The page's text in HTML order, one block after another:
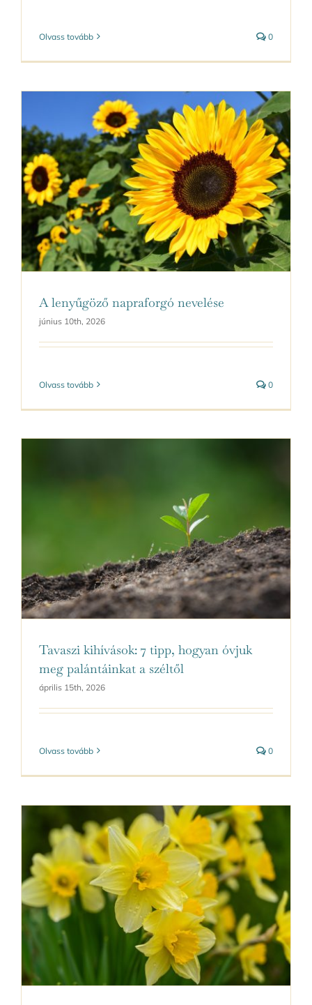
Olvass tovább 0
A lenyűgöző napraforgó nevelése
június 10th, 2026
Olvass tovább 0
Tavaszi kihívások: 7 tipp, hogyan óvjuk
meg palántáinkat a széltől
április 15th, 2026
Olvass tovább 0